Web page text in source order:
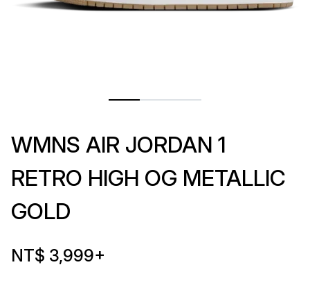
WMNS AIR JORDAN 1
RETRO HIGH OG METALLIC
GOLD
NT$ 3,999+